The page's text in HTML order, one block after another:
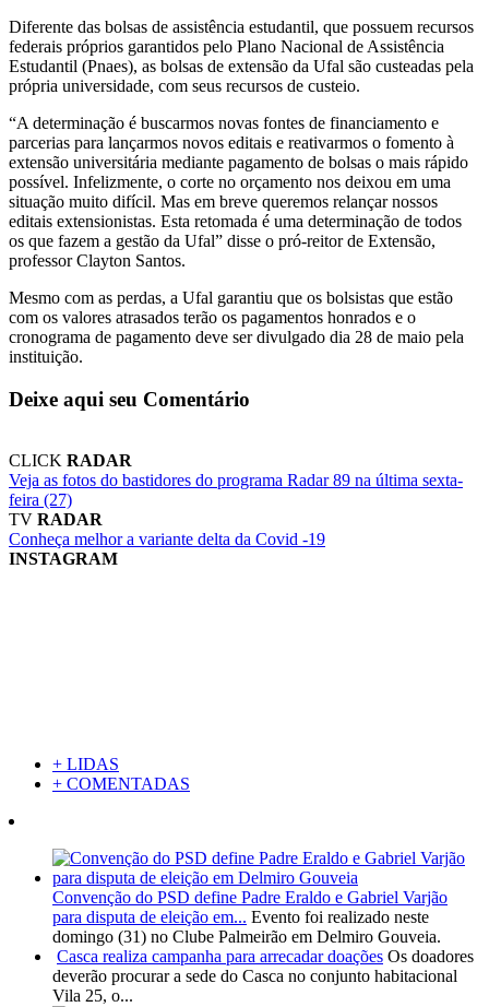
Diferente das bolsas de assistência estudantil, que possuem recursos
federais próprios garantidos pelo Plano Nacional de Assistência
Estudantil (Pnaes), as bolsas de extensão da Ufal são custeadas pela
própria universidade, com seus recursos de custeio.
“A determinação é buscarmos novas fontes de financiamento e
parcerias para lançarmos novos editais e reativarmos o fomento à
extensão universitária mediante pagamento de bolsas o mais rápido
possível. Infelizmente, o corte no orçamento nos deixou em uma
situação muito difícil. Mas em breve queremos relançar nossos
editais extensionistas. Esta retomada é uma determinação de todos
os que fazem a gestão da Ufal” disse o pró-reitor de Extensão,
professor Clayton Santos.
Mesmo com as perdas, a Ufal garantiu que os bolsistas que estão
com os valores atrasados terão os pagamentos honrados e o
cronograma de pagamento deve ser divulgado dia 28 de maio pela
instituição.
Deixe aqui seu Comentário
CLICK RADAR
Veja as fotos do bastidores do programa Radar 89 na última sexta-
feira (27)
TV RADAR
Conheça melhor a variante delta da Covid -19
INSTAGRAM
+ LIDAS
+ COMENTADAS
Convenção do PSD define Padre Eraldo e Gabriel Varjão
para disputa de eleição em... Evento foi realizado neste
domingo (31) no Clube Palmeirão em Delmiro Gouveia.
Casca realiza campanha para arrecadar doações Os doadores
deverão procurar a sede do Casca no conjunto habitacional
Vila 25, o...